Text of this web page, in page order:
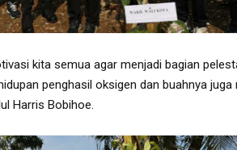
kita semua agar menjadi bagian
penghasil oksigen dan buahnya
Harris Bobihoe.